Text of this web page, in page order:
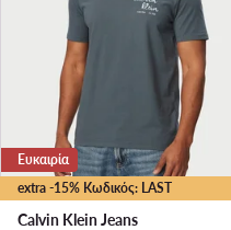
extra -15% Κωδικός: LAST
Ευκαιρία
Calvin Klein Jeans